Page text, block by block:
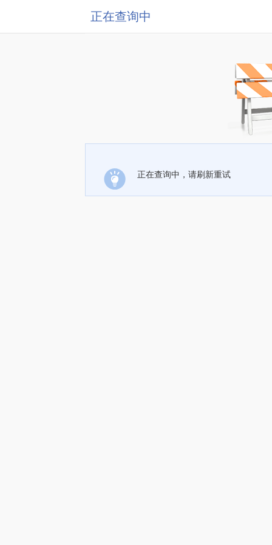
正在查询中
正在查询中，请刷新重试